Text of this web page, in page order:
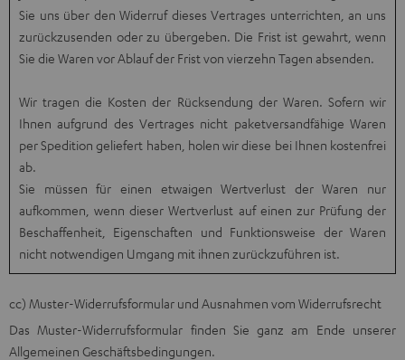
Sie uns über den Widerruf dieses Vertrages unterrichten, an uns
zurückzusenden oder zu übergeben. Die Frist ist gewahrt, wenn
Sie die Waren vor Ablauf der Frist von vierzehn Tagen absenden.
Wir tragen die Kosten der Rücksendung der Waren. Sofern wir
Ihnen aufgrund des Vertrages nicht paketversandfähige Waren
per Spedition geliefert haben, holen wir diese bei Ihnen kostenfrei
ab.
Sie müssen für einen etwaigen Wertverlust der Waren nur
aufkommen, wenn dieser Wertverlust auf einen zur Prüfung der
Beschaffenheit, Eigenschaften und Funktionsweise der Waren
nicht notwendigen Umgang mit ihnen zurückzuführen ist.
cc) Muster-Widerrufsformular und Ausnahmen vom Widerrufsrecht
DasMuster-Widerrufsformular finden Sie ganz am Ende unserer
Allgemeinen Geschäftsbedingungen.